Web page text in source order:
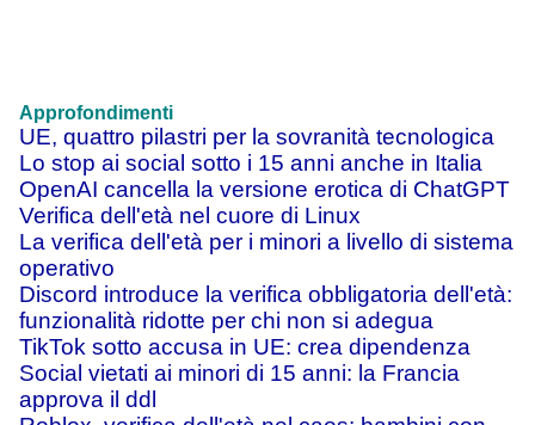
Approfondimenti
UE, quattro pilastri per la sovranità tecnologica
Lo stop ai social sotto i 15 anni anche in Italia
OpenAI cancella la versione erotica di ChatGPT
Verifica dell'età nel cuore di Linux
La verifica dell'età per i minori a livello di sistema
operativo
Discord introduce la verifica obbligatoria dell'età:
funzionalità ridotte per chi non si adegua
TikTok sotto accusa in UE: crea dipendenza
Social vietati ai minori di 15 anni: la Francia
approva il ddl